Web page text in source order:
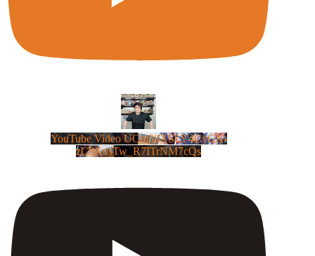
YouTube Video UCm5llXSLY4CyCX-
zC8XosTw_R7ITrNM7cQs